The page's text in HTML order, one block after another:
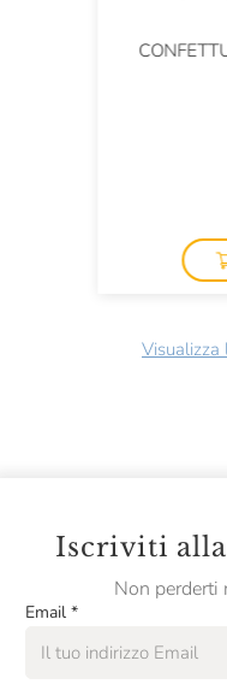
Visualizza
Iscriviti
Non perderti
Email *